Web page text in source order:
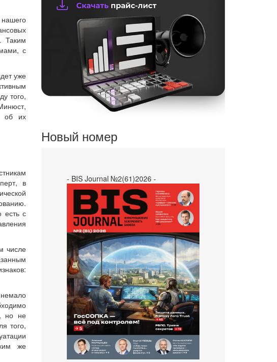
Таким
с
уже
того,
об их
в
есть с
числе
но не
того,
же
Новый номер
- BIS Journal №2(61)2026 -